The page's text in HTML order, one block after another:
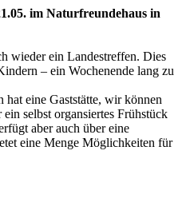
im Naturfreundehaus in
wieder ein Landestreffen. Dies
– ein Wochenende lang zu
hat eine Gaststätte, wir können
selbst organsiertes Frühstück
aber auch über eine
eine Menge Möglichkeiten für